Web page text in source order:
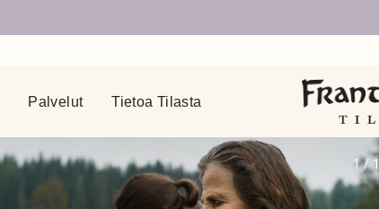
Palvelut Tietoa Tilasta
1/1